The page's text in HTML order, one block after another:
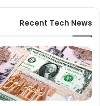
Recent Tech News